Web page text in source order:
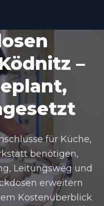
–
für Küche,
benötigen,
Leitungsweg und
erweitern
Kostenüberblick